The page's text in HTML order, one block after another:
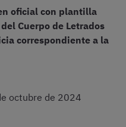
oficial con plantilla
Cuerpo de Letrados
correspondiente a la
octubre de 2024